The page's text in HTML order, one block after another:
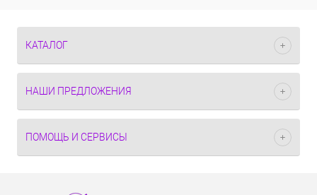
КАТАЛОГ
НАШИ ПРЕДЛОЖЕНИЯ
ПОМОЩЬ И СЕРВИСЫ